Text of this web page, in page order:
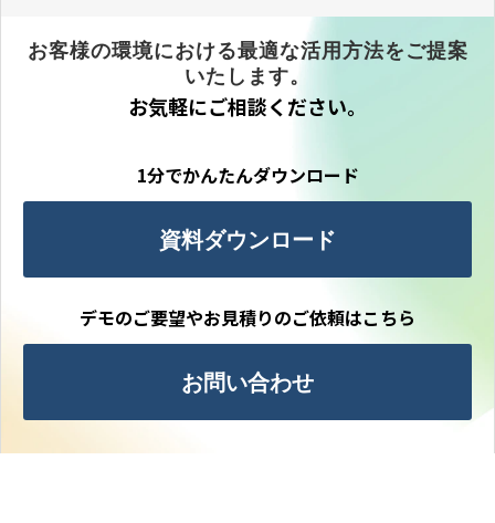
お客様の環境における最適な活用方法をご提案
いたします。
お気軽にご相談ください。
資料ダウンロード
1分でかんたんダウンロード
お問い合わせ
デモのご要望やお見積りのご依頼はこちら